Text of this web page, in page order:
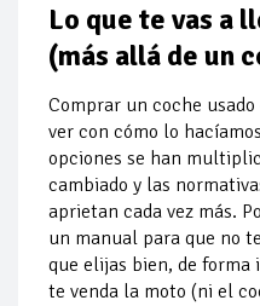
Lo que te vas a
(más allá de un
Comprar un coche
ver con cómo lo
opciones se han
cambiado y las
aprietan cada vez más.
un manual para que no
que elijas bien, de forma
te venda la moto (ni el